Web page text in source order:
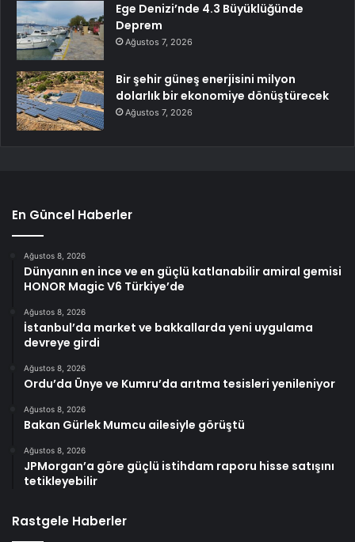
Ege Denizi’nde 4.3 Büyüklüğünde
Deprem
Ağustos 7, 2026
Bir şehir güneş enerjisini milyon
dolarlık bir ekonomiye dönüştürecek
Ağustos 7, 2026
En Güncel Haberler
Ağustos 8, 2026
Dünyanın en ince ve en güçlü katlanabilir amiral gemisi
HONOR Magic V6 Türkiye’de
Ağustos 8, 2026
İstanbul’da market ve bakkallarda yeni uygulama
devreye girdi
Ağustos 8, 2026
Ordu’da Ünye ve Kumru’da arıtma tesisleri yenileniyor
Ağustos 8, 2026
Bakan Gürlek Mumcu ailesiyle görüştü
Ağustos 8, 2026
JPMorgan’a göre güçlü istihdam raporu hisse satışını
tetikleyebilir
Rastgele Haberler